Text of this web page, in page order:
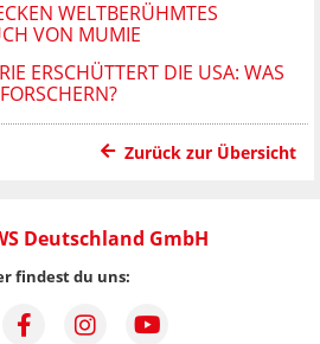
WELTBERÜHMTES
VON MUMIE
ERSCHÜTTERT DIE USA: WAS
Zurück zur Übersicht
Deutschland GmbH
findest du uns: